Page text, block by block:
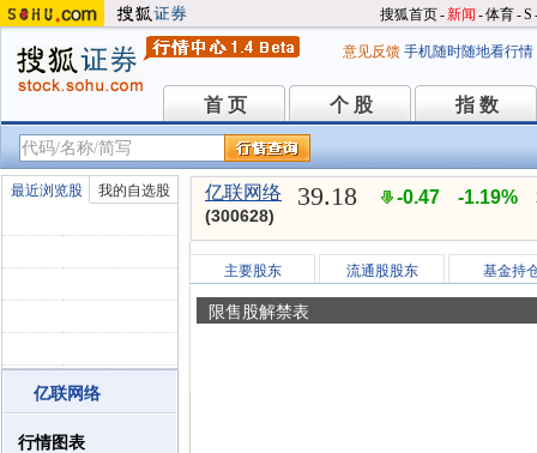
搜狐首页-新闻 -体育-S
意见反馈 手机随时随地看行情
首 页
首 页 个 股
个 股 指 数
指 数
最近浏览股 我的自选股
亿联网络
行情图表
亿联网络
(300628)
39.18 -0.47 -1.19%
主要股东 流通股股东 基金持
限售股解禁表